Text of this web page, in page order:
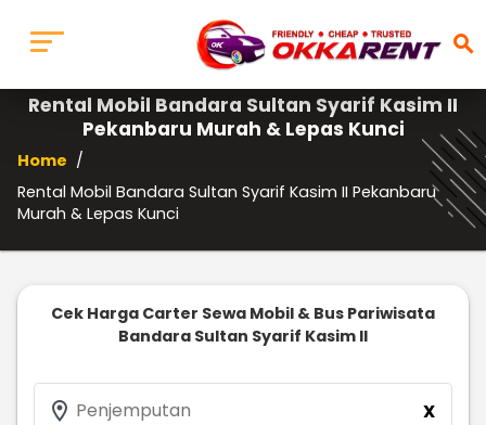
search
Rental Mobil Bandara Sultan Syarif Kasim II
Pekanbaru Murah & Lepas Kunci
Home /
Rental Mobil Bandara Sultan Syarif Kasim II Pekanbaru
Murah & Lepas Kunci
Cek Harga Carter Sewa Mobil & Bus Pariwisata
Bandara Sultan Syarif Kasim II
location_on Penjemputan X